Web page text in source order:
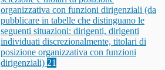
organizzativa con funzioni dirigenziali (da
pubblicare in tabelle che distinguano le
seguenti situazioni: dirigenti, dirigenti
individuati discrezionalmente, titolari di
posizione organizzativa con funzioni
dirigenziali) 21